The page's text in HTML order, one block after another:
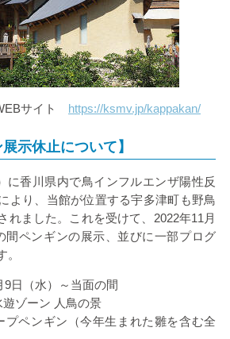
サイト https://ksmv.jp/kappakan/
示休止について】
に香川県内で鳥インフルエンザ陽性反
より、当館が位置する宇多津町も野鳥
れました。これを受けて、 2022年11 月
間ペンギンの展示、並びに一部プログ
9日（水）～当面の間
遊ゾーン 人鳥の景
プペンギン（今年生まれた雛を含む全